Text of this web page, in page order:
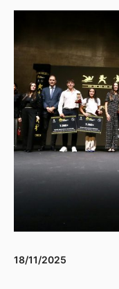
18/11/2025